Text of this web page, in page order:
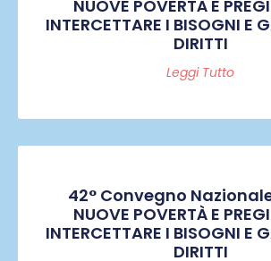
NUOVE POVERTÀ E
INTERCETTARE I BISOGNI E
DIRITTI
Leggi Tutto
42° Convegno
NUOVE POVERTÀ E
INTERCETTARE I BISOGNI E
DIRITTI